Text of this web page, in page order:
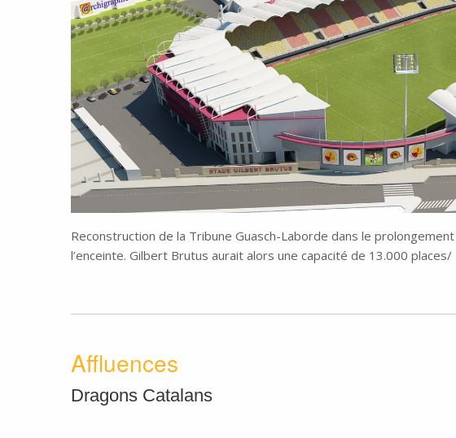
Reconstruction de la Tribune Guasch-Laborde dans le
l’enceinte. Gilbert Brutus aurait alors une capacité de 13.000 places/
Affluences